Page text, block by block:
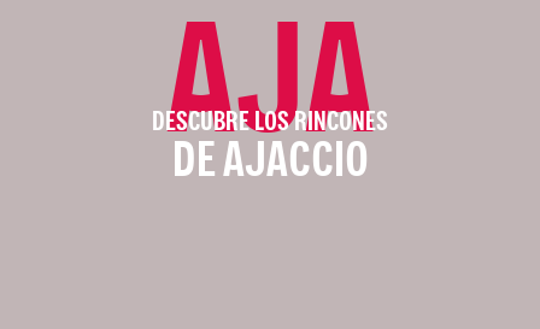
AJA
DESCUBRE LOS RINCONES
DE AJACCIO